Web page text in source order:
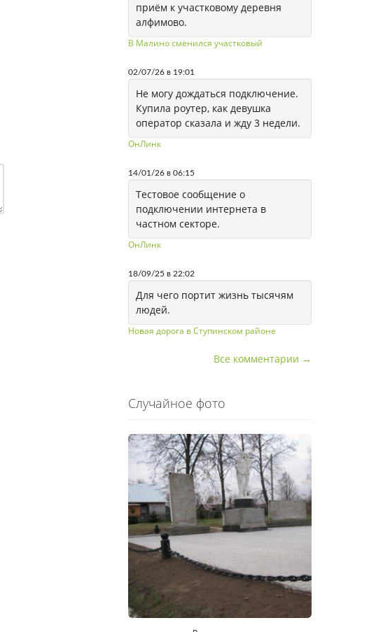
приём к участковому деревня
алфимово.
В Малино сменился участковый
02/07/26 в 19:01
Не могу дождаться подключение.
Купила роутер, как девушка
оператор сказала и жду 3 недели.
ОнЛинк
14/01/26 в 06:15
Тестовое сообщение о
подключении интернета в
частном секторе.
ОнЛинк
18/09/25 в 22:02
Для чего портит жизнь тысячям
людей.
Новая дорога в Ступинском районе
Все комментарии →
Случайное фото